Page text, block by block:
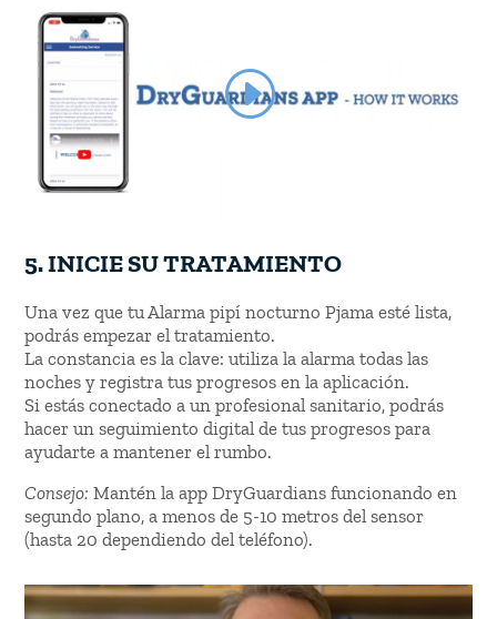
5. INICIE SU TRATAMIENTO
Una vez que tu Alarma pipí nocturno Pjama esté lista,
podrás empezar el tratamiento.
La constancia es la clave: utiliza la alarma todas las
noches y registra tus progresos en la aplicación.
Si estás conectado a un profesional sanitario, podrás
hacer un seguimiento digital de tus progresos para
ayudarte a mantener el rumbo.
Consejo: Mantén la app DryGuardians funcionando en
segundo plano, a menos de 5-10 metros del sensor
(hasta 20 dependiendo del teléfono).